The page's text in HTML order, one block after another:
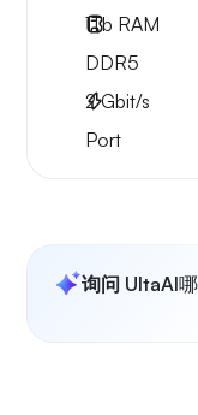
1Tb RAM
DDR5
2Gbit/s
Port
询问 UltaAI